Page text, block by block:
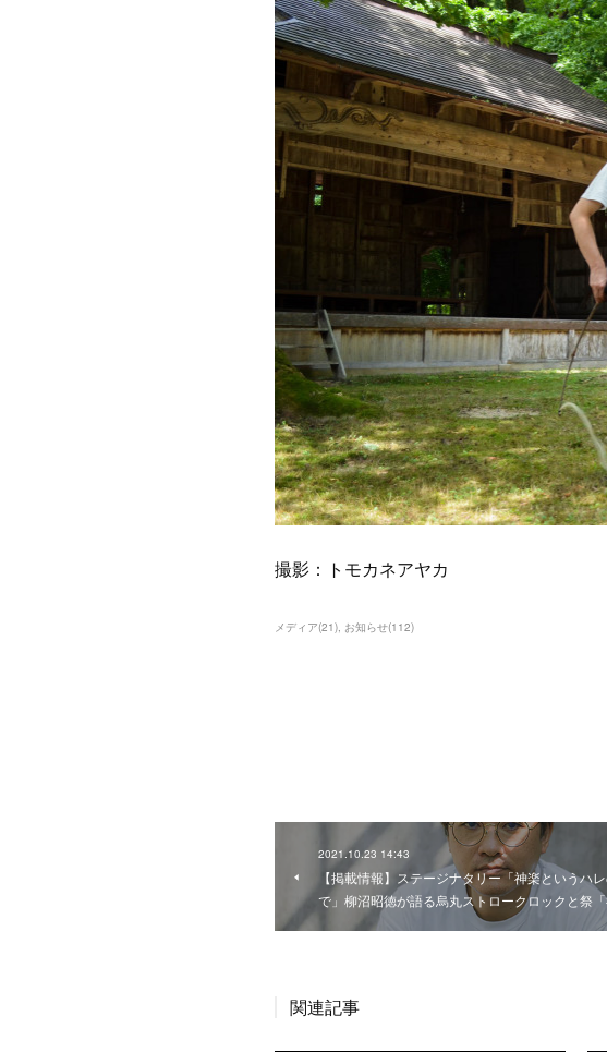
撮影：トモカネアヤカ
メディア(21) お知らせ(112)
2021.10.23 14:43
【掲載情報】ステージナタリー「神楽というハ
で」柳沼昭徳が語る烏丸ストロークロックと祭「
関連記事